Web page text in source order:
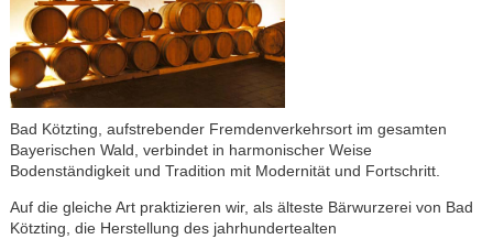
Bad Kötzting, aufstrebender Fremdenverkehrsort im gesamten
Bayerischen Wald, verbindet in harmonischer Weise
Bodenständigkeit und Tradition mit Modernität und Fortschritt.
Auf die gleiche Art praktizieren wir, als älteste Bärwurzerei von Bad
Kötzting, die Herstellung des jahrhundertealten